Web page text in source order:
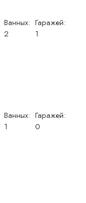
Ванных:
2
Гаражей:
1
Ванных:
1
Гаражей:
0